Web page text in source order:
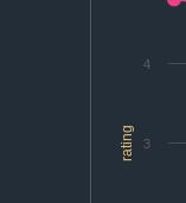
rating 3
4